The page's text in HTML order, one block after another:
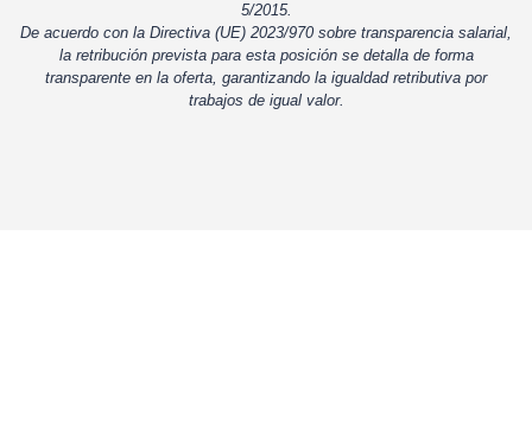
5/2015.
De acuerdo con la Directiva (UE) 2023/970 sobre transparencia salarial,
la retribución prevista para esta posición se detalla de forma
transparente en la oferta, garantizando la igualdad retributiva por
trabajos de igual valor.